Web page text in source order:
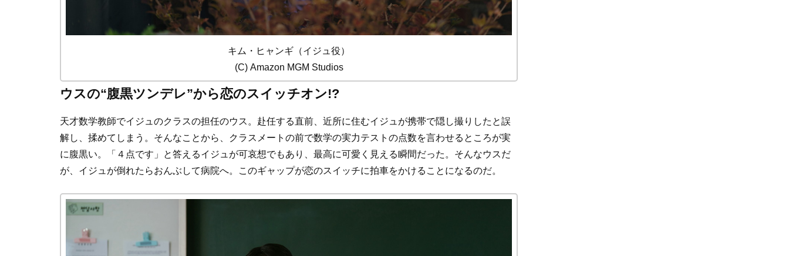
キム・ヒャンギ（イジュ役）
(C) Amazon MGM Studios
ウスの“腹黒ツンデレ”から恋のスイッチオン!?
天才数学教師でイジュのクラスの担任のウス。赴任する直前、近所に住むイジュが携帯で隠し撮りしたと誤
解し、揉めてしまう。そんなことから、クラスメートの前で数学の実力テストの点数を言わせるところが実
に腹黒い。「４点です」と答えるイジュが可哀想でもあり、最高に可愛く見える瞬間だった。そんなウスだ
が、イジュが倒れたらおんぶして病院へ。このギャップが恋のスイッチに拍車をかけることになるのだ。